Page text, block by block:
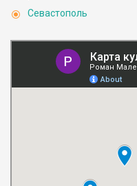
Севастополь